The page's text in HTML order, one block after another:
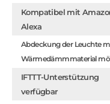
Kompatibel mit
Alexa
Abdeckung der Leuchte
Wärmedämmmaterial
IFTTT-Unterstützung
verfügbar